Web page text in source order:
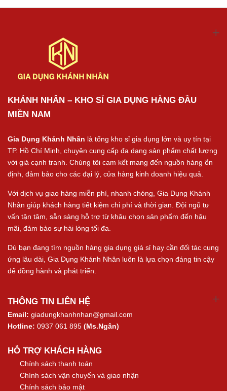
KHÁNH NHÂN – KHO SỈ GIA DỤNG HÀNG ĐẦU
MIỀN NAM
Gia Dụng Khánh Nhân là tổng kho sỉ gia dụng lớn và uy tín tại
TP. Hồ Chí Minh, chuyên cung cấp đa dạng sản phẩm chất lượng
với giá cạnh tranh. Chúng tôi cam kết mang đến nguồn hàng ổn
định, đảm bảo cho các đại lý, cửa hàng kinh doanh hiệu quả.
Với dịch vụ giao hàng miễn phí, nhanh chóng, Gia Dụng Khánh
Nhân giúp khách hàng tiết kiệm chi phí và thời gian. Đội ngũ tư
vấn tận tâm, sẵn sàng hỗ trợ từ khâu chọn sản phẩm đến hậu
mãi, đảm bảo sự hài lòng tối đa.
Dù bạn đang tìm nguồn hàng gia dụng giá sỉ hay cần đối tác cung
ứng lâu dài, Gia Dụng Khánh Nhân luôn là lựa chọn đáng tin cậy
để đồng hành và phát triển.
THÔNG TIN LIÊN HỆ
Email: giadungkhanhnhan@gmail.com
Hotline: 0937 061 895 (Ms.Ngân)
HỖ TRỢ KHÁCH HÀNG
Chính sách thanh toán
Chính sách vận chuyển và giao nhận
Chính sách bảo mật